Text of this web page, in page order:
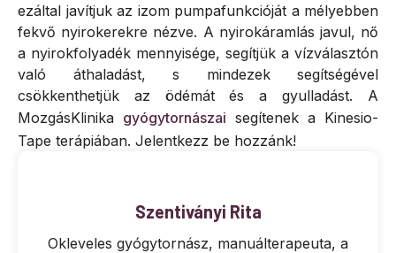
ezáltal javítjuk az izom pumpafunkcióját a mélyebben
fekvő nyirokerekre nézve. A nyirokáramlás javul, nő
a nyirokfolyadék mennyisége, segítjük a vízválasztón
való áthaladást, s mindezek segítségével
csökkenthetjük az ödémát és a gyulladást. A
MozgásKlinika gyógytornászai segítenek a Kinesio-
Tape terápiában. Jelentkezz be hozzánk!
Szentiványi Rita
Okleveles gyógytornász, manuálterapeuta, a